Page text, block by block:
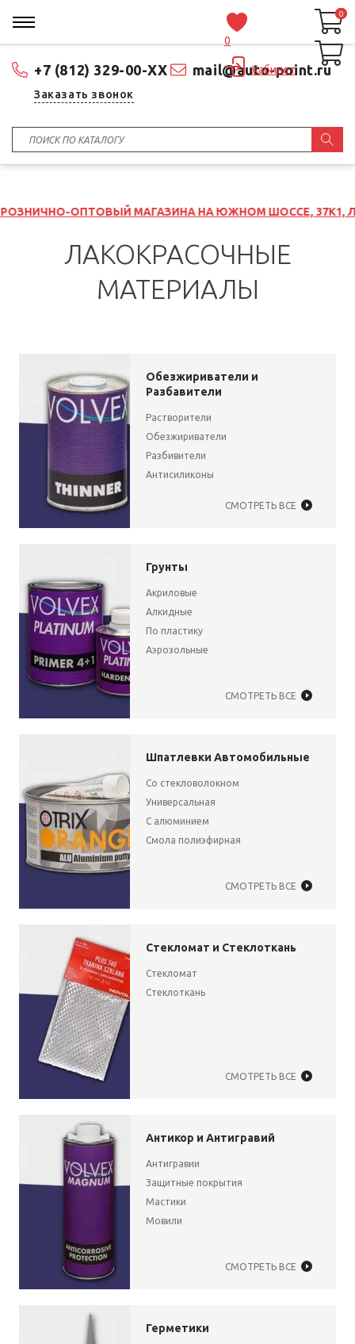
+7 (812) 329-00-XX mail@auto-point.ru
Заказать звонок
0
Кабинет
0
0
ОПТОВЫЙ МАГАЗИНА НА ЮЖНОМ ШОССЕ, 37К1, ЛИТ Б
ЛАКОКРАСОЧНЫЕ
МАТЕРИАЛЫ
Обезжириватели и
Разбавители
Растворители
Обезжириватели
Разбивители
Антисиликоны
СМОТРЕТЬ ВСЕ
Грунты
Акриловые
Алкидные
По пластику
Аэрозольные
СМОТРЕТЬ ВСЕ
Шпатлевки Автомобильные
Со стекловолокном
Универсальная
С алюминием
Смола полиэфирная
СМОТРЕТЬ ВСЕ
Стекломат и Стеклоткань
Стекломат
Стеклоткань
СМОТРЕТЬ ВСЕ
Антикор и Антигравий
Антигравии
Защитные покрытия
Мастики
Мовили
СМОТРЕТЬ ВСЕ
Герметики